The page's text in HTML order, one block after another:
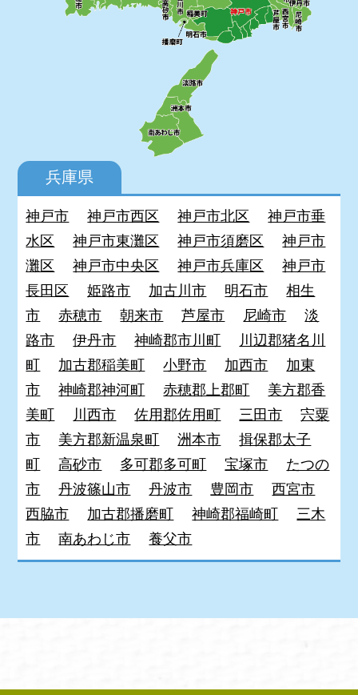
兵庫県
神戸市 神戸市西区 神戸市北区
神戸市垂
水区
神戸市東灘区 神戸市須磨区
神戸市
灘区
神戸市中央区 神戸市兵庫区
神戸市
長田区
姫路市 加古川市 明石市
相生
市
赤穂市 朝来市 芦屋市 尼崎市
淡
路市
伊丹市 神崎郡市川町
川辺郡猪名川
町
加古郡稲美町 小野市 加西市
加東
市
神崎郡神河町 赤穂郡上郡町
美方郡香
美町
川西市 佐用郡佐用町 三田市
宍粟
市
美方郡新温泉町 洲本市
揖保郡太子
町
高砂市 多可郡多可町 宝塚市
たつの
市
丹波篠山市 丹波市 豊岡市
西宮市
西脇市
加古郡播磨町 神崎郡福崎町
三木
市
南あわじ市 養父市